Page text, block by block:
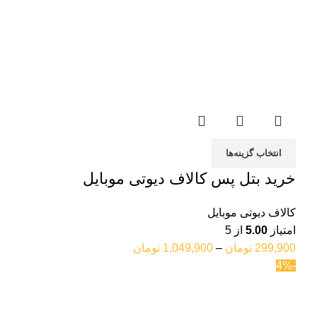
انتخاب گزینه‌ها
خرید بتل پس کالاف دیوتی موبایل
کالاف دیوتی موبایل
امتیاز 5.00 از 5
299,900 تومان –
1,049,900 تومان
-4%